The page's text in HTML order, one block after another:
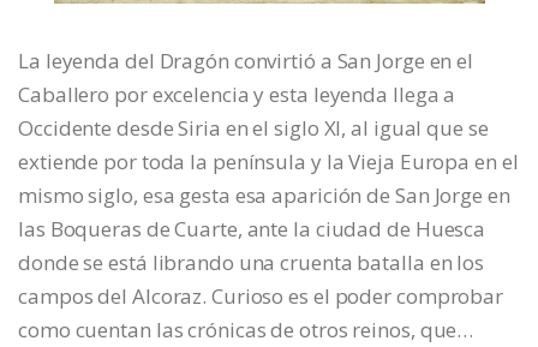
La leyenda del Dragón convirtió a San Jorge en el
Caballero por excelencia y esta leyenda llega a
Occidente desde Siria en el siglo XI, al igual que se
extiende por toda la península y la Vieja Europa en el
mismo siglo, esa gesta esa aparición de San Jorge en
las Boqueras de Cuarte, ante la ciudad de Huesca
donde se está librando una cruenta batalla en los
campos del Alcoraz. Curioso es el poder comprobar
como cuentan las crónicas de otros reinos, que…